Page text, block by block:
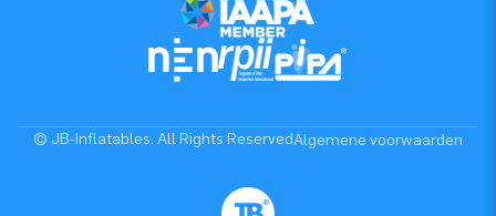
© JB-Inflatables. All Rights ReservedAlgemene voorwaarden